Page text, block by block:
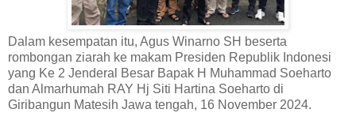
Dalam kesempatan itu, Agus Winarno SH beserta
rombongan ziarah ke makam Presiden Republik Indonesi
yang Ke 2 Jenderal Besar Bapak H Muhammad Soeharto
dan Almarhumah RAY Hj Siti Hartina Soeharto di
Giribangun Matesih Jawa tengah, 16 November 2024.